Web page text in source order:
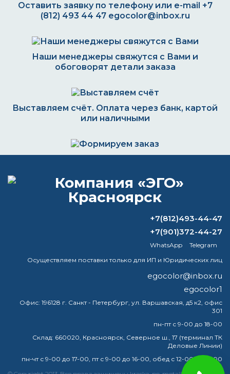
Оставить заявку по телефону или e-mail +7
(812) 493 44 47 egocolor@inbox.ru
Наши менеджеры свяжутся с Вами и
обоговорят детали заказа
Выставляем счёт. Оплата через банк, картой
или наличными
ВОПРОС-ОТВЕТ
Чем нельзя разбавлять масляные
Как быстро застывает жидкая резина?
+7(812)493-44-47
+7(901)372-44-27
WhatsApp
Telegram
Осуществляем поставки только для ИП и Юридических лиц
egocolor@inbox.ru
egocolor1
Офис: 196128 г. Санкт - Петербург, ул. Варшавская, д5 к2, офис
301
пн-пт с 9-00 до 18-00
Склад: 660020, Красноярск, Северное ш., 17 (терминал ТК
Деловые Линии)
пн-чт с 9-00 до 17-00, пт с 9-00 до 16-00, обед с 12-00 до 13-00